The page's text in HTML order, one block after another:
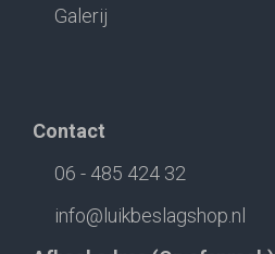
Galerij
Contact
06 - 485 424 32
info@luikbeslagshop.nl